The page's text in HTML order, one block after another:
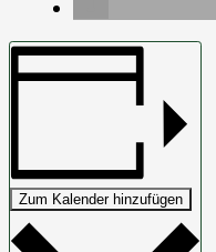
Zum Kalender hinzufügen